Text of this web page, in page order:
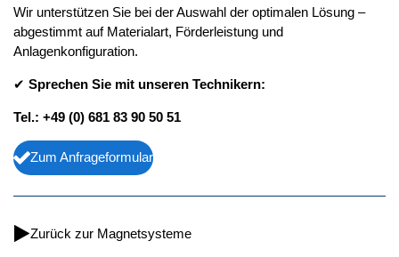
Wir unterstützen Sie bei der Auswahl der optimalen Lösung –
abgestimmt auf Materialart, Förderleistung und
Anlagenkonfiguration.
✔ Sprechen Sie mit unseren Technikern:
Tel.: +49 (0) 681 83 90 50 51
Zum Anfrageformular
Zurück zur Magnetsysteme